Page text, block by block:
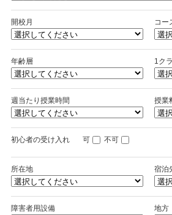
開校月 コー
年齢層 1ク
週当たり授業時間 授業
初心者の受け入れ 可 不可
所在地 宿泊
障害者用設備 地方